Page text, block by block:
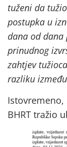
tuženi da
postupka u
dana od
prinudnog
zahtjev
razliku
BHRT tražio